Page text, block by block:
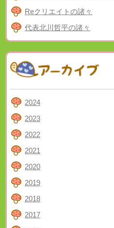
Reクリエイトの諸々
代表北川哲平の諸々
2024
2023
2022
2021
2020
2019
2018
2017